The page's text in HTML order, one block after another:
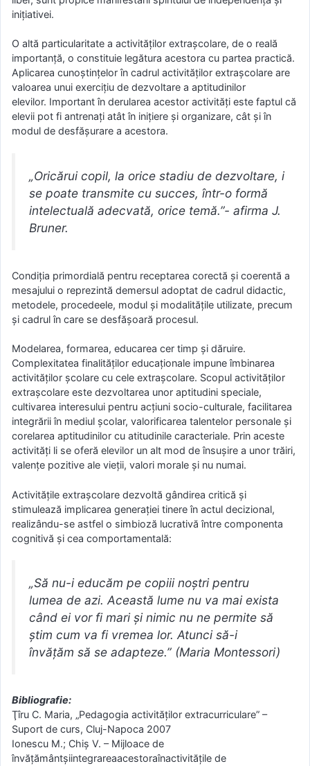
inițiativei.
O altă particularitate a activităților extrașcolare, de o reală
importanță, o constituie legătura acestora cu partea practică.
Aplicarea cunoștințelor în cadrul activităților extrașcolare are
valoarea unui exercițiu de dezvoltare a aptitudinilor
elevilor. Important în derularea acestor activități este faptul că
elevii pot fi antrenați atât în inițiere și organizare, cât și în
modul de desfășurare a acestora.
„Oricărui copil, la orice stadiu de dezvoltare, i
se poate transmite cu succes, într-o formă
intelectuală adecvată, orice temă.”- afirma J.
Bruner.
Condiția primordială pentru receptarea corectă și coerentă a
mesajului o reprezintă demersul adoptat de cadrul didactic,
metodele, procedeele, modul și modalitățile utilizate, precum
și cadrul în care se desfășoară procesul.
Modelarea, formarea, educarea cer timp și dăruire.
Complexitatea finalităților educaționale impune îmbinarea
activităților școlare cu cele extrașcolare. Scopul activităților
extrașcolare este dezvoltarea unor aptitudini speciale,
cultivarea interesului pentru acțiuni socio-culturale, facilitarea
integrării în mediul școlar, valorificarea talentelor personale și
corelarea aptitudinilor cu atitudinile caracteriale. Prin aceste
activități li se oferă elevilor un alt mod de însușire a unor trăiri,
valențe pozitive ale vieții, valori morale și nu numai.
Activitățile extrașcolare dezvoltă gândirea critică și
stimulează implicarea generației tinere în actul decizional,
realizându-se astfel o simbioză lucrativă între componenta
cognitivă și cea comportamentală:
„Să nu-i educăm pe copiii noștri pentru
lumea de azi. Această lume nu va mai exista
când ei vor fi mari și nimic nu ne permite să
știm cum va fi vremea lor. Atunci să-i
învățăm să se adapteze.” (Maria Montessori)
Bibliografie:
Ţîru C. Maria, „Pedagogia activităţilor extracurriculare” –
Suport de curs, Cluj-Napoca 2007
Ionescu M.; Chiş V. – Mijloace de
învăţământşiintegrareaacestoraînactivităţile de